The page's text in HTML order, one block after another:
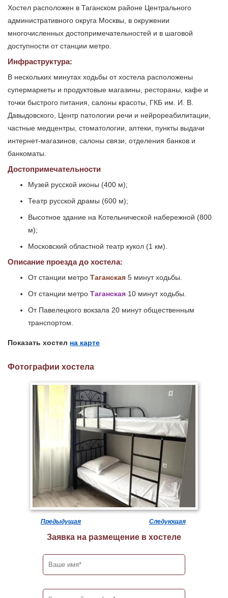
Хостел расположен в Таганском районе Центрального
административного округа Москвы, в окружении
многочисленных достопримечательностей и в шаговой
доступности от станции метро.
Инфраструктура:
В нескольких минутах ходьбы от хостела расположены
супермаркеты и продуктовые магазины, рестораны, кафе и
точки быстрого питания, салоны красоты, ГКБ им. И. В.
Давыдовского, Центр патологии речи и нейрореабилитации,
частные медцентры, стоматологии, аптеки, пункты выдачи
интернет-магазинов, салоны связи, отделения банков и
банкоматы.
Достопримечательности
Музей русской иконы (400 м);
Театр русской драмы (600 м);
Высотное здание на Котельнической набережной (800
м);
Московский областной театр кукол (1 км).
Описание проезда до хостела:
От станции метро Таганская 5 минут ходьбы.
От станции метро Таганская 10 минут ходьбы.
От Павелецкого вокзала 20 минут общественным
транспортом.
Показать хостел на карте
Фотографии хостела
Предыдущая Следующая
Заявка на размещение в хостеле